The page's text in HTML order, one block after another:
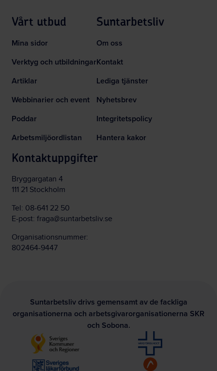
Vårt utbud
Mina sidor
Verktyg och utbildningar
Artiklar
Webbinarier och event
Poddar
Arbetsmiljöordlistan
Suntarbetsliv
Om oss
Kontakt
Lediga tjänster
Nyhetsbrev
Integritetspolicy
Hantera kakor
Kontaktuppgifter
Bryggargatan 4
111 21 Stockholm
Tel: 08-641 22 50
E-post: fraga@suntarbetsliv.se
Organisationsnummer:
802464-9447
Suntarbetsliv drivs gemensamt av de fackliga
organisationerna och arbetsgivarorganisationerna SKR
och Sobona.